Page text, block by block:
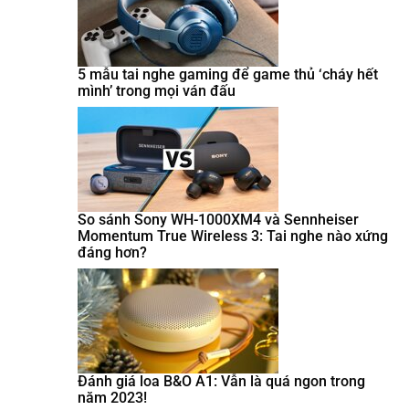
5 mẫu tai nghe gaming để game thủ ‘cháy hết
mình’ trong mọi ván đấu
So sánh Sony WH-1000XM4 và Sennheiser
Momentum True Wireless 3: Tai nghe nào xứng
đáng hơn?
Đánh giá loa B&O A1: Vẫn là quá ngon trong
năm 2023!